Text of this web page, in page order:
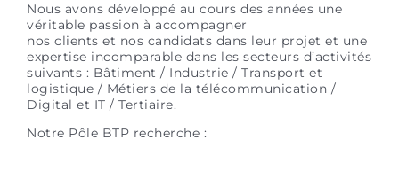
Nous avons développé au cours des années une
véritable passion à accompagner
nos clients et nos candidats dans leur projet et une
expertise incomparable dans les secteurs d’activités
suivants : Bâtiment / Industrie / Transport et
logistique / Métiers de la télécommunication /
Digital et IT / Tertiaire.
Notre Pôle BTP recherche :